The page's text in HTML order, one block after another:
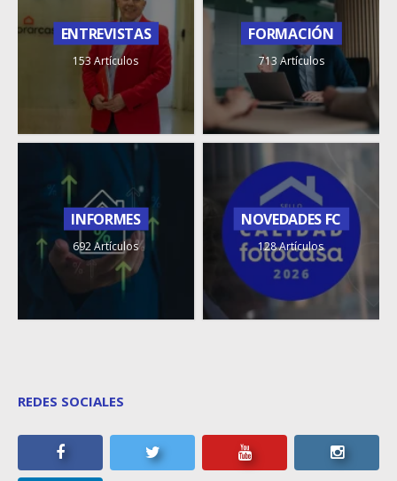
ENTREVISTAS
153 Artículos
FORMACIÓN
713 Artículos
INFORMES
692 Artículos
NOVEDADES FC
128 Artículos
REDES SOCIALES